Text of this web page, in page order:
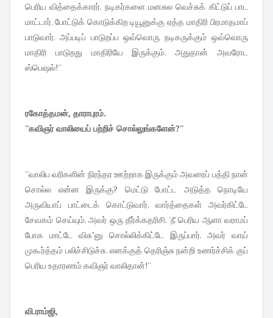
பெரிய வித்தைக்காரர். நடிகர்களை மனசுல வெச்சுக் கிட்டுப் பாட
மாட்டார். போட்டுக் கொடுக்கிற டியூனுக்கு ஏத்த மாதிரி பிரமாதமாப்
பாடுவார். அப்படிப் பாடுறப்ப ஒவ்வொரு நடிகருக்கும் ஒவ்வொரு
மாதிரி பாடுறது மாதிரியே இருக்கும். அதுதான் அவரோட
ஸ்பெஷல்!''
ரகோத்தமன், தாராபுரம்.
''கவிஞர் வாலியைப் பற்றிச் சொல்லுங்களேன்?''
''வாலிப வரிகளின் நிரந்தர ஊற்றாக இருக்கும் அவரைப் பத்தி நான்
சொல்ல என்ன இருக்கு? மெட்டு போட்ட அடுத்த நொடியே
அருவியாப் பாட்டைக் கொட்டுவார். வார்த்தைகள் அவர்கிட்டே
சேவகம் செய்யும். அவர் ஒரு தீர்க்கதரிசி. 'நீ பெரிய ஆளா வராமப்
போக மாட்டே விசு’னு சொல்லிக்கிட்டே இருப்பார். அவர் வாய்
முகூர்த்தம் பலிச்சிடுச்சு. எனக்குத் தெரிஞ்சு நன்றி உணர்ச்சிக் குப்
பெரிய உதாரணம் கவிஞர் வாலிதான்!''
வி.ராம்ஜி,